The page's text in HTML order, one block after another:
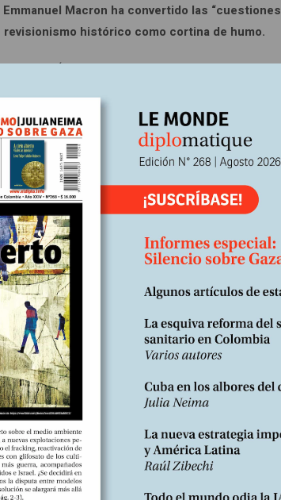
Macron ha convertido las “cuestiones
histórico como cortina de humo.
en África], ¿volverá a entrometerse en la
sorpresa de las elecciones locales. Después
con fuerza en Europa. De Bristol a Bruselas, los
el corazón de la capital de Flandes, la estatua
Faidherbe!”.